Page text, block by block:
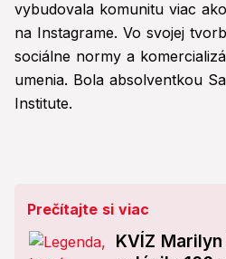
vybudovala komunitu viac
na Instagrame. Vo svojej
sociálne normy a
umenia. Bola absolventkou
Institute.
Prečítajte si viac
KVÍZ